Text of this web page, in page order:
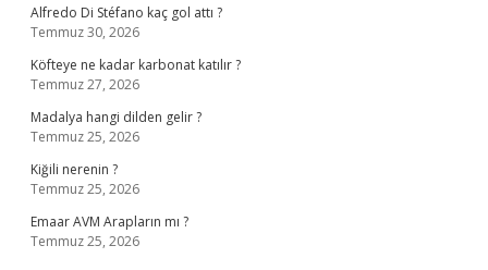
Alfredo Di Stéfano kaç gol attı ?
Temmuz 30, 2026
Köfteye ne kadar karbonat katılır ?
Temmuz 27, 2026
Madalya hangi dilden gelir ?
Temmuz 25, 2026
Kiğili nerenin ?
Temmuz 25, 2026
Emaar AVM Arapların mı ?
Temmuz 25, 2026